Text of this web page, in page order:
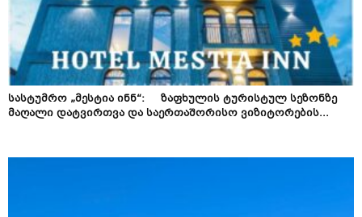
სასტუმრო „მესტია ინნ“: ზაფხულის ტურისტულ სეზონზე
მაღალი დატვირთვა და საერთაშორისო ვიზიტორების...